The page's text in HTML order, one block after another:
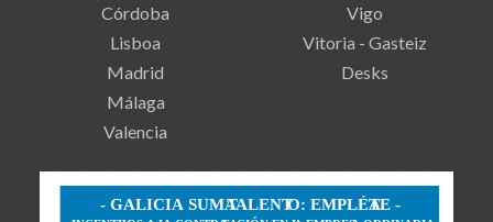
Córdoba
Lisboa
Madrid
Málaga
Valencia
Vigo
Vitoria - Gasteiz
Desks